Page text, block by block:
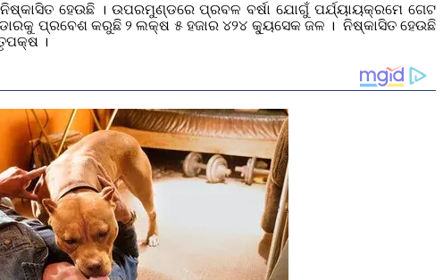
ହେଉଛି । ଉପରମୁଣ୍ଡରେ ପ୍ରବଳ ବର୍ଷା ଯୋଗୁଁ ପର୍ଯ୍ୟାୟକ୍ରମେ ଗେଟ
ପ୍ରବେଶ କରୁଛି ୨ ଲକ୍ଷ ୫ ହଜାର ୪୨୪ କ୍ୟୁସେକ ଜଳ । ନିଷ୍କାସିତ ହେଉଛି
।